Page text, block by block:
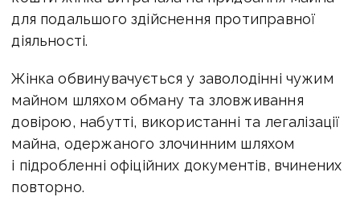
для подальшого здійснення протиправної
діяльності.
Жінка обвинувачується у заволодінні чужим
майном шляхом обману та зловживання
довірою, набутті, використанні та легалізації
майна, одержаного злочинним шляхом
і підробленні офіційних документів, вчинених
повторно.